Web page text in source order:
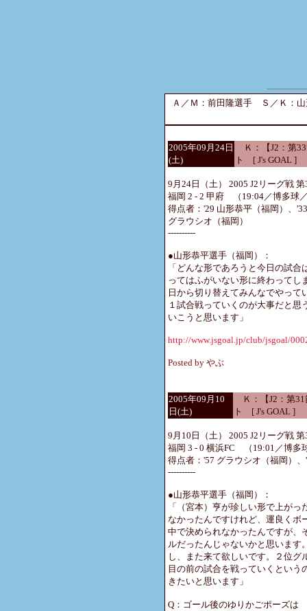
Ａ／Ｍ：前田隆選手 Ｓ／Ｋ：
2005年09月24日
(土)
Ｋ：【J2：第
ト [ J's GOAL ]
9月24日（土） 2005 J2リーグ戦 第
福岡 2 - 2 甲府 （19:04／博多球
得点者：'29 山形恭平（福岡）、
グラウシオ（福岡）
----------
●山形恭平選手（福岡）：
「どんな形であろうと今日の試
ってはふがいない形に終わって
日から切り替えてみんなでやっ
１試合戦っていくのが大事だと
いこうと思います」
http://www.jsgoal.jp/club/jsgoal/
Posted by やぶ
2005年09月10
日(土)
Ｋ：【J2：第31
ト [ J's GOAL ]
9月10日（土） 2005 J2リーグ戦 第
福岡 3 - 0 横浜FC （19:01／博多
得点者：'57 グラウシオ（福岡）
----------
●山形恭平選手（福岡）：
「（宮本）亨が珍しい形で上が
なかったんですけれど、運良くボ
中で決められなかったんですが、
ルだったんじゃないかと思います
し、また来て欲しいです。２位
目の前の試合を戦っていくとい
きたいと思います」
Q：ゴール後のゆりかごポーズは